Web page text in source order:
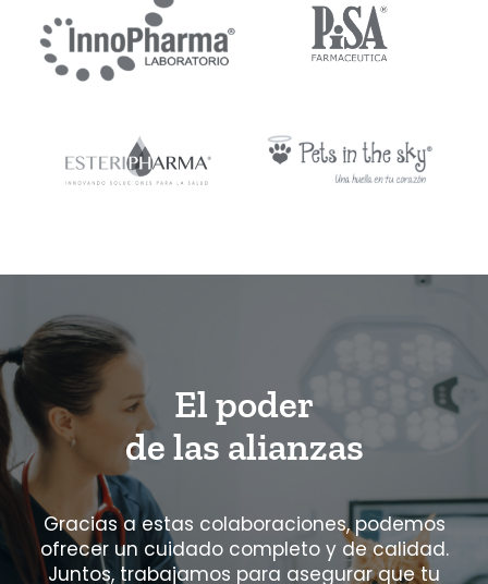
El poder
de las alianzas
Gracias a estas colaboraciones, podemos
ofrecer un cuidado completo y de calidad.
Juntos, trabajamos para asegurar que tu